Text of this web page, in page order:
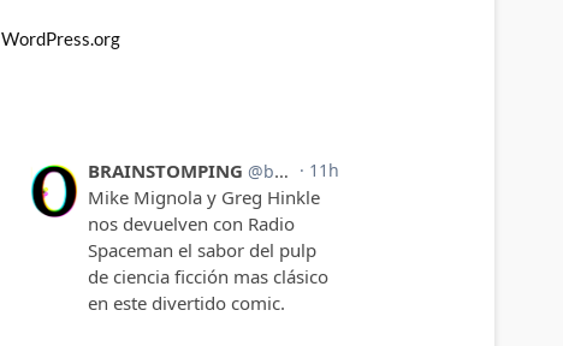
WordPress.org